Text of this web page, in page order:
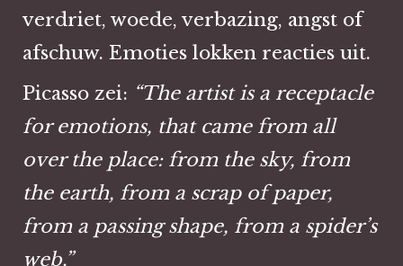
verdriet, woede, verbazing, angst of
afschuw. Emoties lokken reacties uit.
Picasso zei: “The artist is a receptacle
for emotions, that came from all
over the place: from the sky, from
the earth, from a scrap of paper,
from a passing shape, from a spider’s
web.”